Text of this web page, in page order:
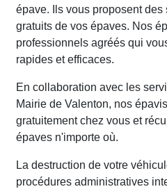
épave. Ils vous proposent
gratuits de vos épaves. Nos
professionnels agréés qui
rapides et efficaces.
En collaboration avec les
Mairie de Valenton, nos
gratuitement chez vous et
épaves n'importe où.
La destruction de votre
procédures administratives